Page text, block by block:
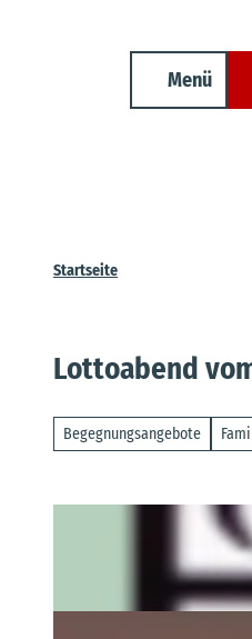
Menü
Startseite
Lottoabend
Begegnungsangebote